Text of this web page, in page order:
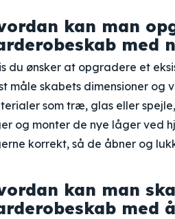
kan man
med
du ønsker at opgradere et
måle skabets dimensioner og
som træ, glas eller
og monter de nye låger ved
korrekt, så de åbner og
kan man
med